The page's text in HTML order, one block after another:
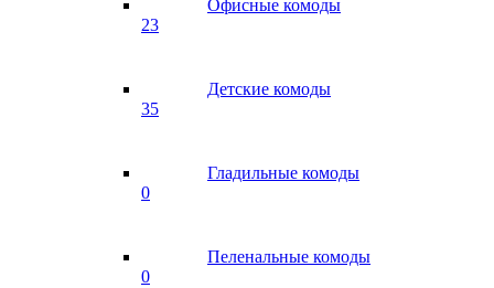
Офисные комоды
23
Детские комоды
35
Гладильные комоды
0
Пеленальные комоды
0